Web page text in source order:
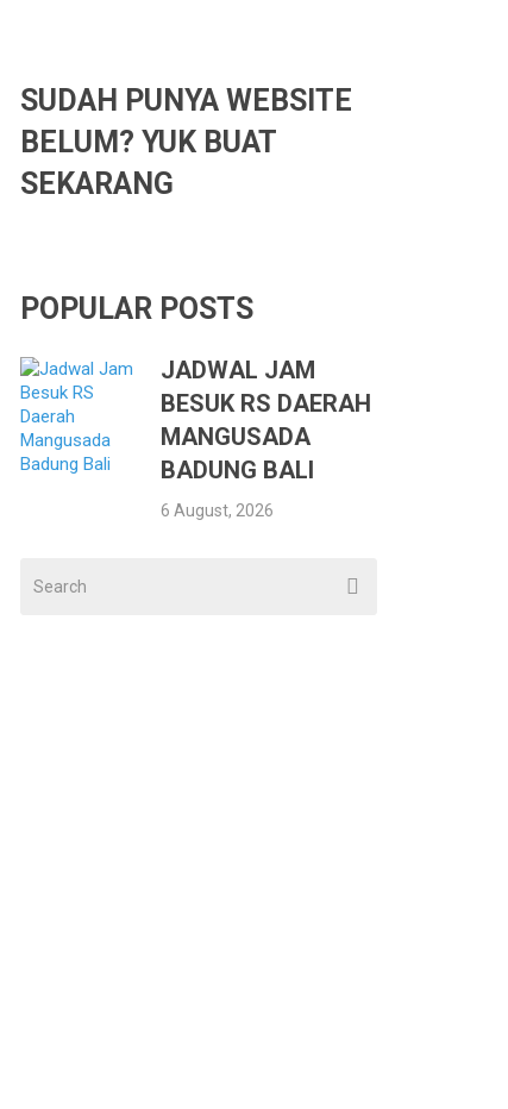
SUDAH PUNYA WEBSITE
BELUM? YUK BUAT
SEKARANG
POPULAR POSTS
JADWAL JAM
BESUK RS DAERAH
MANGUSADA
BADUNG BALI
6 August, 2026